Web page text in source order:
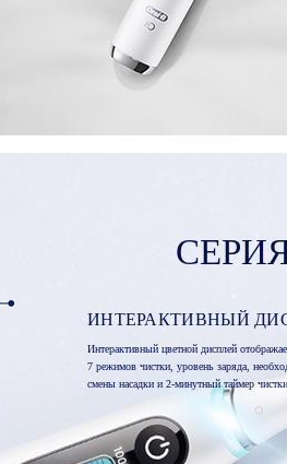
ИНТЕРАКТИВНЫЙ
Интерактивный цветной дисплей
7 режимов чистки, уровень заряда,
смены насадки и 2-минутный таймер